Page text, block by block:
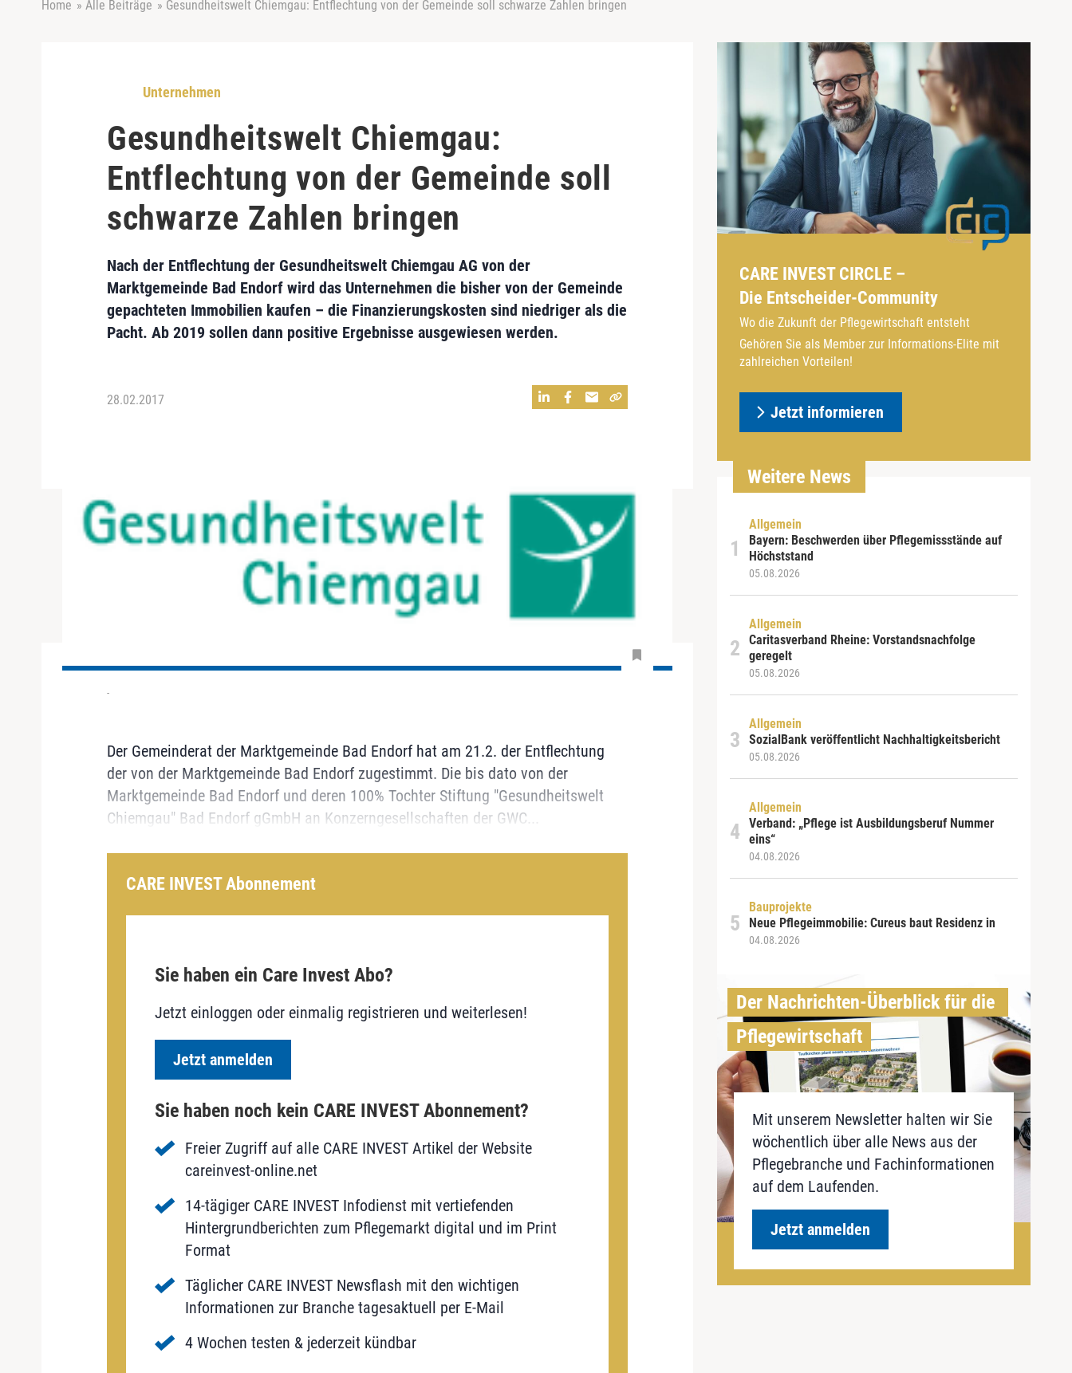
Home » Alle Beiträge » Gesundheitswelt Chiemgau: Entflechtung von der Gemeinde soll schwarze Zahlen bringen
Unternehmen
Gesundheitswelt Chiemgau:
Entflechtung von der Gemeinde soll
schwarze Zahlen bringen
Nach der Entflechtung der Gesundheitswelt Chiemgau AG von der
Marktgemeinde Bad Endorfwird das Unternehmen die bisher von der Gemeinde
gepachteten Immobilien kaufen – die Finanzierungskosten sind niedriger als die
Pacht. Ab 2019 sollen dann positive Ergebnisse ausgewiesen werden.
28.02.2017
-
Der Gemeinderat der Marktgemeinde Bad Endorf hat am 21.2. der Entflechtung
der von der Marktgemeinde Bad Endorf zugestimmt. Die bis dato von der
Marktgemeinde Bad Endorf und deren 100% Tochter Stiftung "Gesundheitswelt
Chiemgau" Bad Endorf gGmbH an Konzerngesellschaften der GWC...
CARE INVEST Abonnement
Sie haben ein Care Invest Abo?
Jetzt einloggen oder einmalig registrieren und weiterlesen!
Jetzt anmelden
Sie haben noch kein CARE INVEST Abonnement?
Freier Zugriff auf alle CARE INVEST Artikel der Website
careinvest-online.net
14-tägiger CARE INVEST Infodienst mit vertiefenden
Hintergrundberichten zum Pflegemarkt digital und im Print
Format
Täglicher CARE INVEST Newsflash mit den wichtigen
Informationen zur Branche tagesaktuell per E-Mail
4 Wochen testen & jederzeit kündbar
CARE INVEST CIRCLE –
Die Entscheider-Community
Wo die Zukunft der Pflegewirtschaft entsteht
Gehören Sie als Member zur Informations-Elite mit
zahlreichen Vorteilen!
Jetzt informieren
Weitere News
Allgemein
Bayern: Beschwerden über Pflegemissstände auf
Höchststand
05.08.2026
Allgemein
Caritasverband Rheine: Vorstandsnachfolge
geregelt
05.08.2026
Allgemein
SozialBank veröffentlicht Nachhaltigkeitsbericht
05.08.2026
Allgemein
Verband: „Pflege ist Ausbildungsberuf Nummer
eins“
04.08.2026
Bauprojekte
Neue Pflegeimmobilie: Cureus baut Residenz in
04.08.2026
Der Nachrichten-Überblick für die
Pflegewirtschaft
Mit unserem Newsletter halten wir Sie
wöchentlich über alle News aus der
Pflegebranche und Fachinformationen
auf dem Laufenden.
Jetzt anmelden